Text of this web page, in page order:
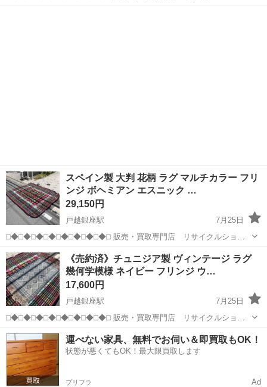
プ ランバールーム LUMBER ROOM 積み込み等で店頭に車停めれま
スペイン製 大判 花柄 ラグ マルチカラー フリ
ンジ ボヘミアン エスニック …
29,150円
戸越銀座駅
7月25日
□◆□◆□◆□◆□◆□◆□◆□◆□ 販売・買取専門店 リサイクルショッ
プ ランバールーム LUMBER ROOM 積み込み等で店頭に車停めれま
す◎ 積み込みお手伝い可能です♪配送も承ります！ 品川区武蔵小山...
東京 品川区 戸越銀座駅 カーペット/マット/ラグ 商品
《売約済》チュニジア製 ヴィンテージ ラグ
幾何学模様 ネイビー フリンジ ウ…
17,600円
戸越銀座駅
7月25日
□◆□◆□◆□◆□◆□◆□◆□◆□ 販売・買取専門店 リサイクルショッ
プ ランバールーム LUMBER ROOM 積み込み等で店頭に車停めれま
す◎ 積み込みお手伝い可能です♪配送も承ります！ 品川区武蔵小山...
東京 品川区 戸越銀座駅 カーペット/マット/ラグ tribal
運べない家具、無料でお伺い＆即買取もOK！
状態が悪くてもOK！最大限買取します
プリフラ Ad